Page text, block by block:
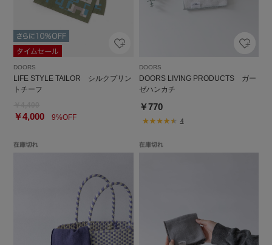
DOORS
LIFE STYLE TAILOR シルクプリン
トチーフ
￥4,000 9%OFF
DOORS
DOORS LIVING PRODUCTS ガー
ゼハンカチ
￥770
4